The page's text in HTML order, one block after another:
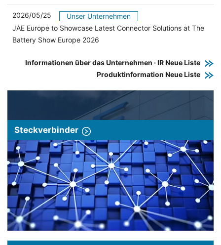
2026/05/25
Unser Unternehmen
JAE Europe to Showcase Latest Connector Solutions at The
Battery Show Europe 2026
Informationen über das Unternehmen · IR Neue Liste
Produktinformation Neue Liste
Steckverbinder